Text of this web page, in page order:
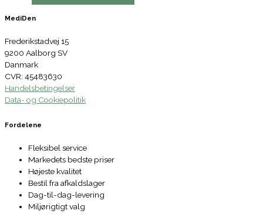
MediDen
Frederikstadvej 15
9200 Aalborg SV
Danmark
CVR: 45483630
Handelsbetingelser
Data- og Cookiepolitik
Fordelene
Fleksibel service
Markedets bedste priser
Højeste kvalitet
Bestil fra afkaldslager
Dag-til-dag-levering
Miljørigtigt valg